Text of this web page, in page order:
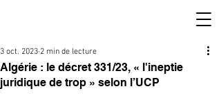
Algérie : le décret 331/23, « l'ineptie
juridique de trop » selon l’UCP
3 oct. 2023 2 min de lecture